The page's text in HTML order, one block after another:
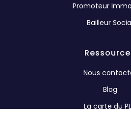
Promoteur
Bailleur
Nous
Blog
La carte du